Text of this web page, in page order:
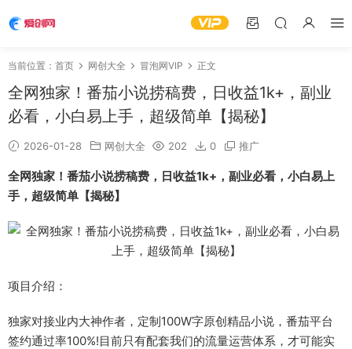
当前位置： 首页 网创大全 冒泡网VIP 正文
全网独家！番茄小说捞稿费，日收益1k+，副业
必看，小白易上手，超级简单【揭秘】
2026-01-28 网创大全 202 0 推广
全网独家！番茄小说捞稿费，日收益1k+，副业必看，小白易上
手，超级简单【揭秘】
项目介绍：
独家对接业内大神作者，定制100W字原创精品小说，番茄平台
签约通过率100%!目前只有配套我们的流量运营体系，才可能实